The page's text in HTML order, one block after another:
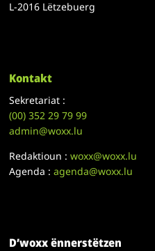
L-2016 Lëtzebuerg
Kontakt
Sekretariat :
(00)352 29 79 99
admin@woxx.lu
Redaktioun :woxx@woxx.lu
Agenda :agenda@woxx.lu
D’woxx ënnerstëtzen